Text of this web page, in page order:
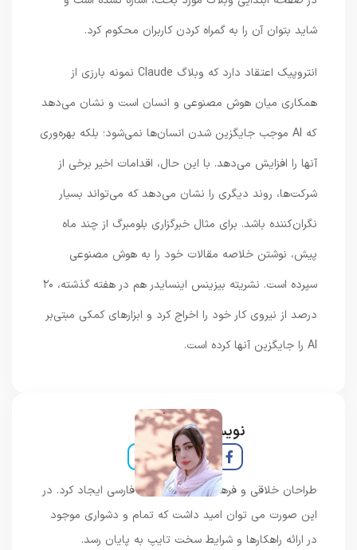
شاید بتوان آن را به گمراه کردن کاربران محکوم کرد.
انتروپیک اعتقاد دارد که وبلاگ Claude نمونه بارزی از
همکاری میان هوش مصنوعی و انسان است و نشان می‌دهد
که AI موجب جایگزین شدن انسان‌ها نمی‌شود؛ بلکه بهره‌وری
آنها را افزایش می‌دهد. با این حال، اقدامات اخیر برخی از
شرکت‌ها، روند دیگری را نشان می‌دهد که می‌تواند بسیار
نگران‌کننده باشد. برای مثال خبرگزاری بلومبرگ از چند ماه
پیش، نوشتن خلاصه مقالات خود را به هوش مصنوعی
سپرده است. نشریته بیزینس اینسایدر هم در هفته گذشته، ۲۰
درصد از نیروی کار خود را اخراج کرد و ابزارهای کمکی مبتی‌بر
نویسنده و خبرنگار
طراحان خلاقی و فرهنگ پیشرو در زبان فارسی ایجاد کرد. در
این صورت می توان امید داشت که تمام و دشواری موجود
در ارائه راهکارها و شرایط سخت تایپ به پایان رسد.